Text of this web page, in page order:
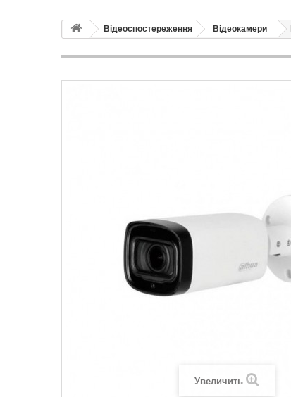
Відеоспостереження Відеокамери
Увеличить